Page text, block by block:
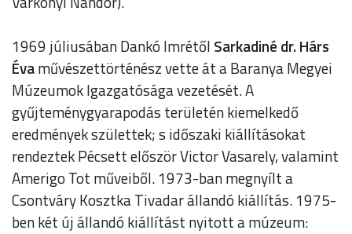
1969 júliusában Dankó Imrétől Sarkadiné dr. Hárs
Évaművészettörténész vette át a Baranya Megyei
Múzeumok Igazgatósága vezetését. A
gyűjteménygyarapodás területén kiemelkedő
eredmények születtek; s időszaki kiállításokat
rendeztek Pécsett először Victor Vasarely, valamint
Amerigo Tot műveiből. 1973-ban megnyílt a
Csontváry Kosztka Tivadar állandó kiállítás. 1975-
ben két új állandó kiállítást nyitott a múzeum: